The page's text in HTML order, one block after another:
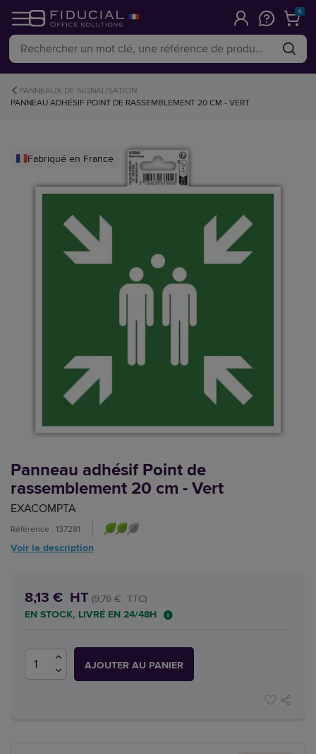
0
PANNEAUX DE SIGNALISATION
PANNEAU ADHÉSIF POINT DE RASSEMBLEMENT 20 CM - VERT
Fabriqué en France
Panneau adhésif Point de
rassemblement 20 cm - Vert
EXACOMPTA
Référence : 137281
Voir la description
8,13 € HT (9,76 € TTC)
EN STOCK, LIVRÉ EN 24/48H
AJOUTER AU PANIER